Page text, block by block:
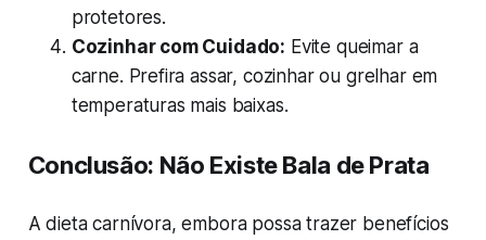
protetores.
Cozinhar com Cuidado: Evite queimar a
carne. Prefira assar, cozinhar ou grelhar em
temperaturas mais baixas.
Conclusão: Não Existe Bala de Prata
A dieta carnívora, embora possa trazer benefícios